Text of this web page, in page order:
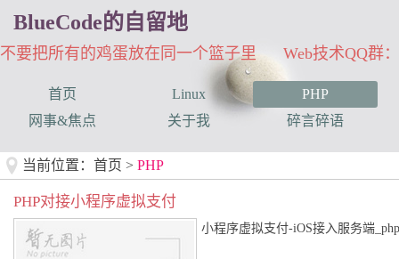
BlueCode的自留地
不要把所有的鸡蛋放在同一个篮子里 Web技术QQ群：
首页 Linux
PHP
网事&焦点
关于我 碎言碎语
当前位置： 首页 > PHP
PHP对接小程序虚拟支付
小程序虚拟支付-iOS接入服务端